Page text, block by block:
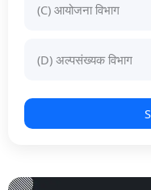
(C) आयोजना विभाग
(D) अल्पसंख्यक विभाग